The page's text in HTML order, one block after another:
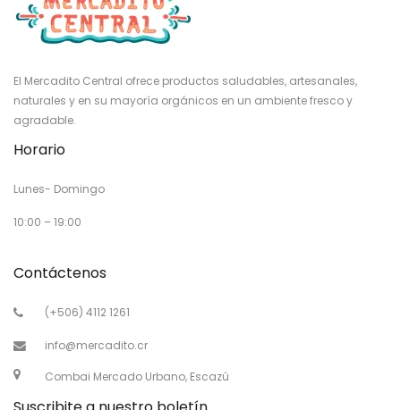
El Mercadito Central ofrece productos saludables, artesanales,
naturales y en su mayoría orgánicos en un ambiente fresco y
agradable.
Horario
Lunes- Domingo
10:00 – 19:00
Contáctenos
(+506) 4112 1261
info@mercadito.cr
Combai Mercado Urbano, Escazú